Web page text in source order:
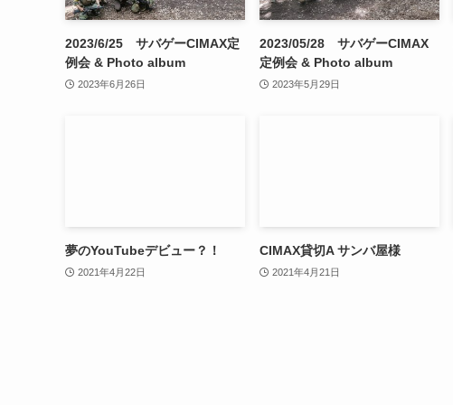
2023/6/25 サバゲーCIMAX定
例会 & Photo album
2023年6月26日
2023/05/28 サバゲーCIMAX
定例会 & Photo album
2023年5月29日
夢のYouTubeデビュー？！
2021年4月22日
CIMAX貸切A サンバ屋様
2021年4月21日